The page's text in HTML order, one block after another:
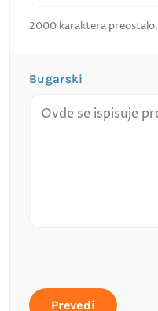
2000 karaktera preostalo.
Bugarski
Prevedi